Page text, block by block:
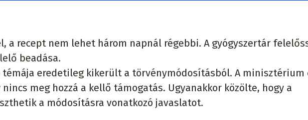
a recept nem lehet három napnál régebbi. A gyógyszertár
beadása.
témája eredetileg kikerült a törvénymódosításból. A minisztérium
meg hozzá a kellő támogatás. Ugyanakkor közölte, hogy a
a módosításra vonatkozó javaslatot.